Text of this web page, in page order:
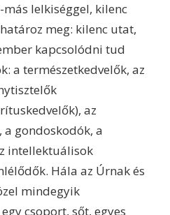
lelkiséggel, kilenc
meg: kilenc utat,
kapcsolódni tud
a természetkedvelők, az
az
a gondoskodók, a
intellektuálisok
Hála az Úrnak és
mindegyik
csoport, sőt, egyes